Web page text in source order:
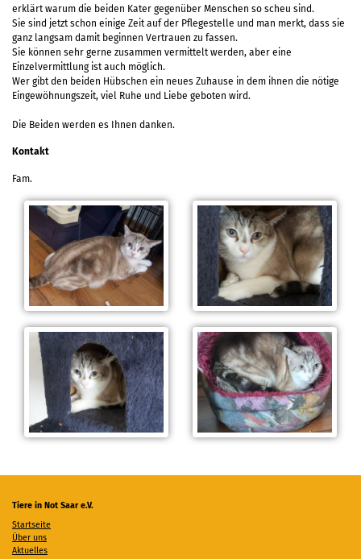
erklärt warum die beiden Kater gegenüber Menschen so scheu sind.
Sie sind jetzt schon einige Zeit auf der Pflegestelle und man merkt, dass sie
ganz langsam damit beginnen Vertrauen zu fassen.
Sie können sehr gerne zusammen vermittelt werden, aber eine
Einzelvermittlung ist auch möglich.
Wer gibt den beiden Hübschen ein neues Zuhause in dem ihnen die nötige
Eingewöhnungszeit, viel Ruhe und Liebe geboten wird.
Die Beiden werden es Ihnen danken.
Kontakt
Fam.
Tiere in Not Saar e.V.
Startseite
Über uns
Aktuelles